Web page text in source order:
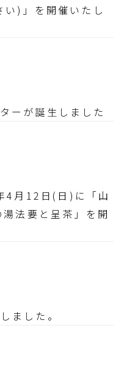
)」を開催いたし
ーが誕生しました
4月12日(日)に「山
法要と呈茶」を開
ました。